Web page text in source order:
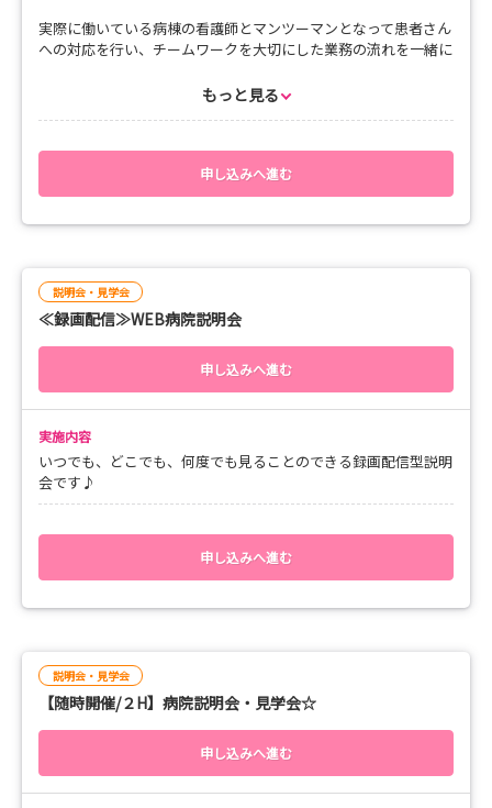
数名がつき、日々の業務の中で安心して学べるようサポー
◆フレッシュパートナー：年の近い先輩看護師が精神的な
サポートや声かけを行います。
◆テクニカルパートナー：技術指導を行います。どんなと
きでもサポートできるよう、
【多彩なキャリアアップが可能！】
病棟での経験を土台に、診療所・訪問看護ステーション・
デイサービスなど法人内の幅広い領域で活躍できます。
自分の興味や目標に合わせてステップアップできるため、
継続的に成長できる環境です。
・奨学金制度 月額50,000円 / 希望者には生活支援金の
貸与も！
・自由度の高い寮制度もあります。遠方・他県からの就
職でも安心です◎
⌒¨⌒¨⌒¨⌒¨⌒
◆患者様お一人おひとりに寄り添った看護を大切にして
いる点も、
ぜひ見ていただけたら嬉しいです。
実際に働いている病棟の看護師とマンツーマンとなって患者さん
への対応を行い、チームワークを大切にした業務の流れを一緒に
い。低学年の方も大歓迎です♪
【タイムスケジュール】
8：50 病棟体験
もっと見る
申し込みへ進む
説明会・見学会
≪録画配信≫WEB病院説明会
申し込みへ進む
実施内容
いつでも、どこでも、何度でも見ることのできる録画配信型説明
会です♪
申し込みへ進む
説明会・見学会
【随時開催/２H】病院説明会・見学会☆
申し込みへ進む